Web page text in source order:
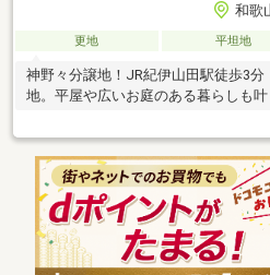
和歌
更地 平坦地
神野々分譲地！JR紀伊山田駅徒歩3
地。平屋や広いお庭のある暮らしも